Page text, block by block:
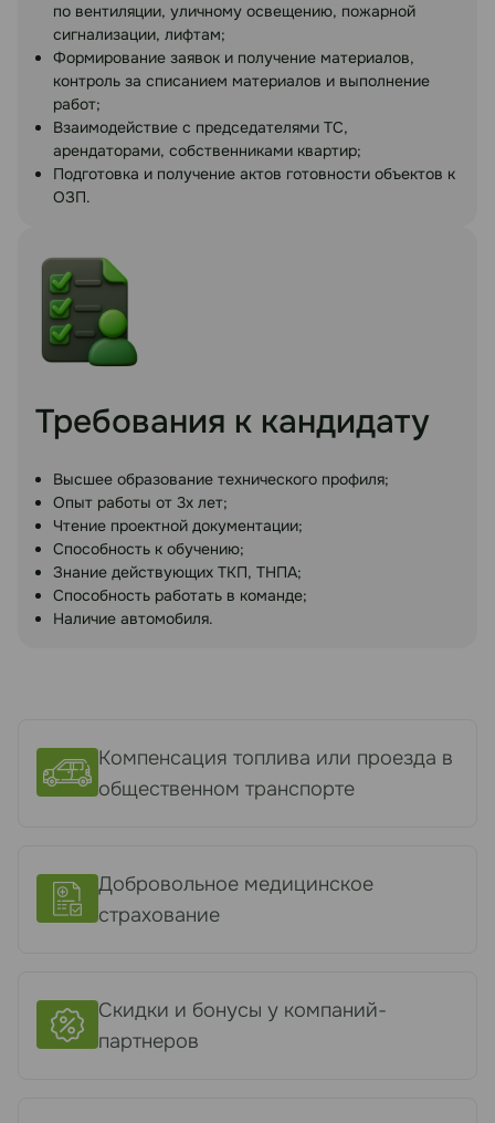
по вентиляции, уличному освещению, пожарной
сигнализации, лифтам;
Формирование заявок и получение материалов,
контроль за списанием материалов и выполнение
работ;
Взаимодействие с председателями ТС,
арендаторами, собственниками квартир;
Подготовка и получение актов готовности объектов к
ОЗП.
Требования к кандидату
Высшее образование технического профиля;
Опыт работы от 3х лет;
Чтение проектной документации;
Способность к обучению;
Знание действующих ТКП, ТНПА;
Способность работать в команде;
Наличие автомобиля.
Компенсация топлива или проезда в
общественном транспорте
Добровольное медицинское
страхование
Скидки и бонусы у компаний-
партнеров